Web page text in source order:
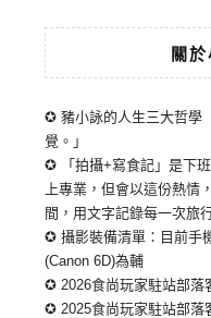
關
✪ 豬小詠的人生三大哲學
覺。」
✪ 「拍攝+寫食記」是下
上專業，但會以這份熱情
間，用文字記錄每一次旅
✪ 攝影裝備清單：目前手
(Canon 6D)為輔
✪ 2026食尚玩家駐站部落
✪ 2025食尚玩家駐站部落